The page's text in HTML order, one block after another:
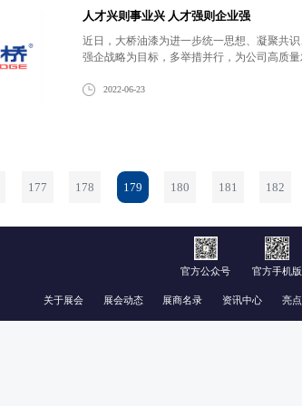
联系客服 云上参展
人才兴则事业兴 人才强则企业强
近日，大桥油漆为进一步统一思想、凝聚共
强企战略为目标，多举措并行，为公司高质
2022-06-23
177 178 179 180 181 182
官方公众号 官方手机版
关于展会 展会动态 展商名录 资讯中心 亮